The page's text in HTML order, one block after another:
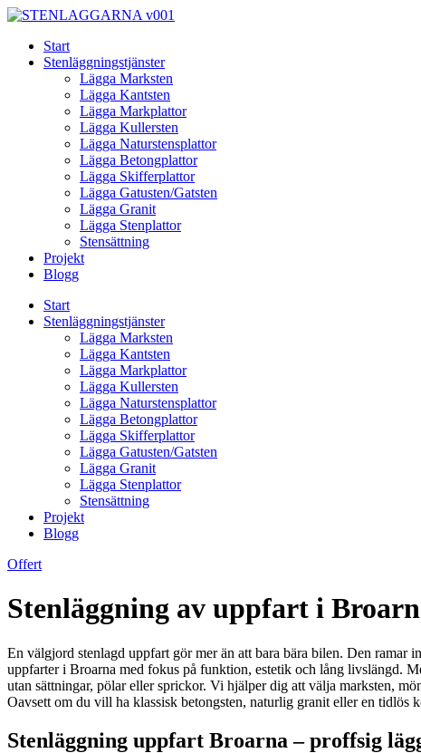
Skip
contentStart
Stenläggningstjänster
Lägga Marksten
Lägga Kantsten
Lägga Markplattor
Lägga Kullersten
Lägga Naturstensplattor
Lägga Betongplattor
Lägga Skifferplattor
Lägga Gatusten/Gatsten
Lägga Granit
Lägga Stenplattor
Stensättning
Projekt
Blogg
Start
Stenläggningstjänster
Lägga Marksten
Lägga Kantsten
Lägga Markplattor
Lägga Kullersten
Lägga Naturstensplattor
Lägga Betongplattor
Lägga Skifferplattor
Lägga Gatusten/Gatsten
Lägga Granit
Lägga Stenplattor
Stensättning
Projekt
Blogg
Offert
Stenläggning av uppfart i
En välgjord stenlagd uppfart gör mer än att bara bära bilen. Den
uppfarter i Broarna med fokus på funktion, estetik och lång livslängd.
utan sättningar, pölar eller sprickor. Vi hjälper dig att välja marksten,
Oavsett om du vill ha klassisk betongsten, naturlig granit eller en
Stenläggning uppfart Broarna – proffsig